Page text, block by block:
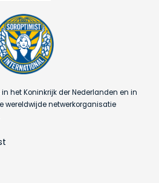
het Koninkrijk der Nederlanden en in
wereldwijde netwerkorganisatie